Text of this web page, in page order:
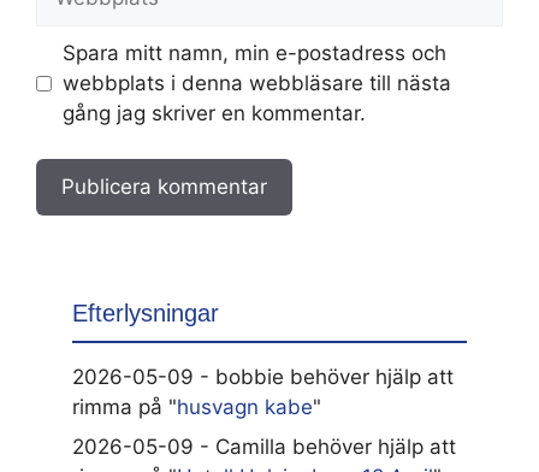
Spara mitt namn, min e-postadress och
webbplats i denna webbläsare till nästa
gång jag skriver en kommentar.
Efterlysningar
2026-05-09 - bobbie behöver hjälp att
rimma på "husvagn kabe"
2026-05-09 - Camilla behöver hjälp att